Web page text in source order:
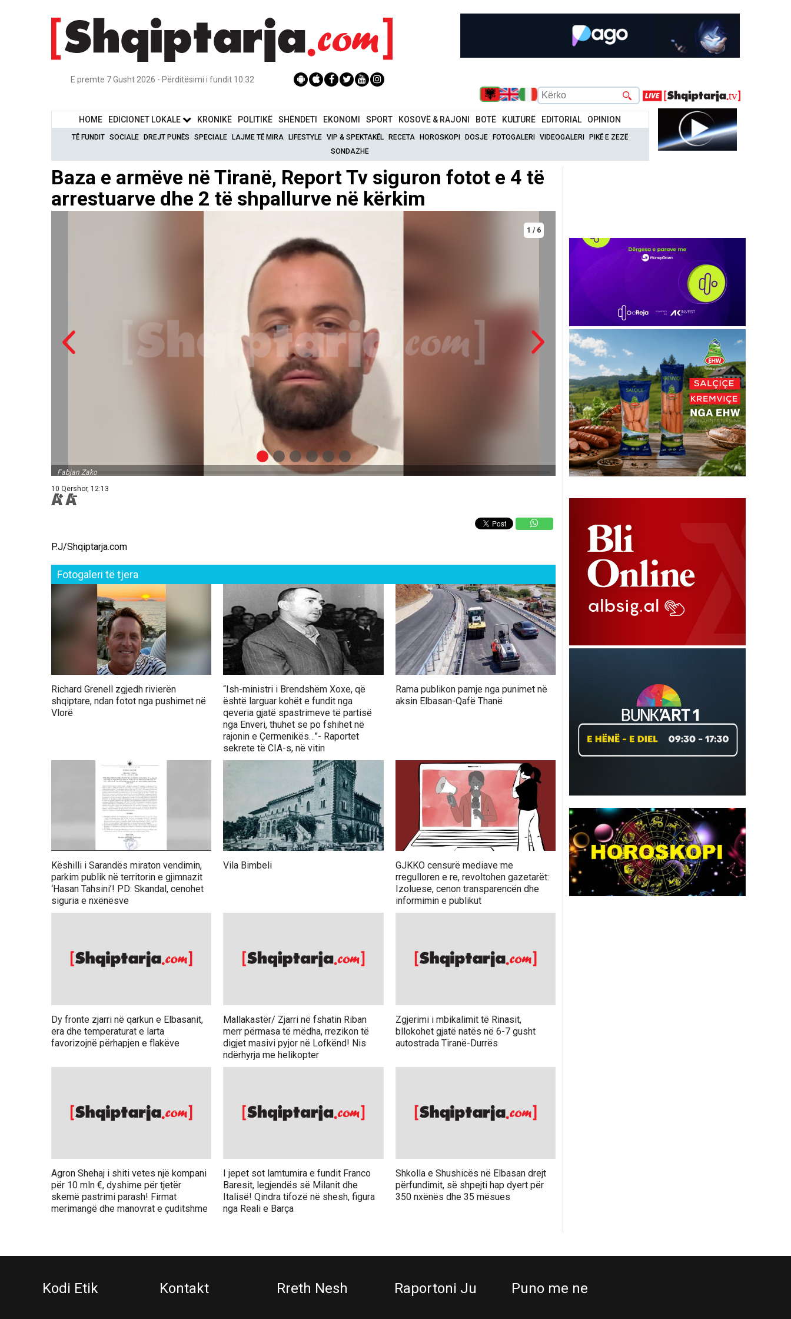
E premte 7 Gusht 2026 - Përditësimi i fundit 10:32
HOME EDICIONET LOKALE KRONIKË POLITIKË SHËNDETI EKONOMI SPORT KOSOVË & RAJONI BOTË KULTURË EDITORIAL OPINION
TË FUNDIT SOCIALE DREJT PUNËS SPECIALE LAJME TË MIRA LIFESTYLE VIP & SPEKTAKËL RECETA HOROSKOPI DOSJE FOTOGALERI VIDEOGALERI PIKË E ZEZË
SONDAZHE
Baza e armëve në Tiranë, Report Tv siguron fotot e 4 të
arrestuarve dhe 2 të shpallurve në kërkim
Fabjan Zako
1 / 6
Marsel Varka
10 Qershor, 12:13
P.J/Shqiptarja.com
Fotogaleri të tjera
Richard Grenell zgjedh rivierën
shqiptare, ndan fotot nga pushimet në
Vlorë
“Ish-ministri i Brendshëm Xoxe, që
është larguar kohët e fundit nga
qeveria gjatë spastrimeve të partisë
nga Enveri, thuhet se po fshihet në
rajonin e Çermenikës…”- Raportet
sekrete të CIA-s, në vitin
Rama publikon pamje nga punimet në
aksin Elbasan-Qafë Thanë
Këshilli i Sarandës miraton vendimin,
parkim publik në territorin e gjimnazit
‘Hasan Tahsini’! PD: Skandal, cenohet
siguria e nxënësve
Vila Bimbeli
GJKKO censurë mediave me
rregulloren e re, revoltohen gazetarët:
Izoluese, cenon transparencën dhe
informimin e publikut
Dy fronte zjarri në qarkun e Elbasanit,
era dhe temperaturat e larta
favorizojnë përhapjen e flakëve
Mallakastër/ Zjarri në fshatin Riban
merr përmasa të mëdha, rrezikon të
digjet masivi pyjor në Lofkënd! Nis
ndërhyrja me helikopter
Zgjerimi i mbikalimit të Rinasit,
bllokohet gjatë natës në 6-7 gusht
autostrada Tiranë-Durrës
Agron Shehaj i shiti vetes një kompani
për 10 mln €, dyshime për tjetër
skemë pastrimi parash! Firmat
merimangë dhe manovrat e çuditshme
I jepet sot lamtumira e fundit Franco
Baresit, legjendës së Milanit dhe
Italisë! Qindra tifozë në shesh, figura
nga Reali e Barça
Shkolla e Shushicës në Elbasan drejt
përfundimit, së shpejti hap dyert për
350 nxënës dhe 35 mësues
Kodi Etik Kontakt Rreth Nesh Raportoni Ju Puno me ne